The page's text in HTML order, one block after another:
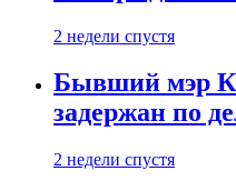
2 недели спустя
Бывший мэр
задержан по
2 недели спустя